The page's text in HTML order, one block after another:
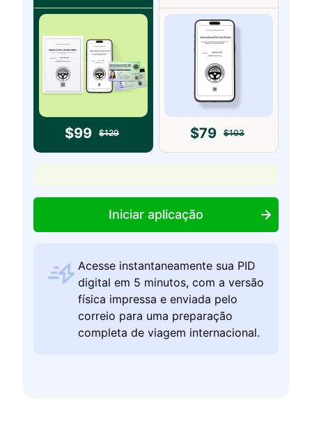
$99 $129 $79 $103
Iniciar aplicação
Acesse instantaneamente sua PID
digital em 5 minutos, com a versão
física impressa e enviada pelo
correio para uma preparação
completa de viagem internacional.